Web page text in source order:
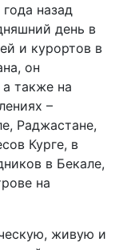
назад
день в
и курортов в
он
также на
–
Раджастане,
Курге, в
в Бекале,
на
живую и